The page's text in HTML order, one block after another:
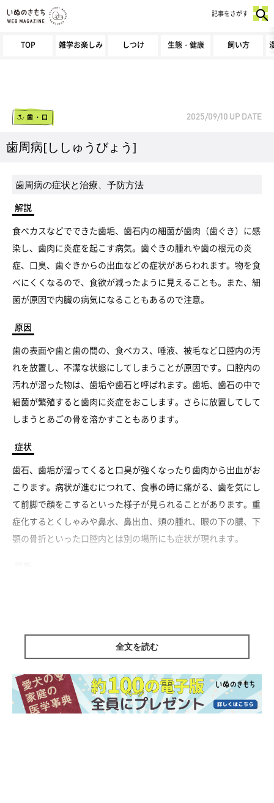
TOP 雑学お楽しみ しつけ 生態・健康 飼い方
記事をさがす
歯・口 2025/09/10 UP DATE
歯周病[ししゅうびょう]
歯周病の症状と治療、予防方法
解説
食べカスなどでできた歯垢、歯石内の細菌が歯肉（歯ぐき）に感
染し、歯肉に炎症を起こす病気。歯ぐきの腫れや歯の根元の炎
症、口臭、歯ぐきからの出血などの症状があらわれます。物を食
べにくくなるので、食欲が減ったように見えることも。また、細
菌が原因で内臓の病気になることもあるので注意。
原因
歯の表面や歯と歯の間の、食べカス、唾液、被毛など口腔内の汚
れを放置し、不潔な状態にしてしまうことが原因です。口腔内の
汚れが溜った物は、歯垢や歯石と呼ばれます。歯垢、歯石の中で
細菌が繁殖すると歯肉に炎症をおこします。さらに放置してして
しまうとあごの骨を溶かすこともあります。
症状
歯石、歯垢が溜ってくると口臭が強くなったり歯肉から出血がお
こります。病状が進むにつれて、食事の時に痛がる、歯を気にし
て前脚で顔をこするといった様子が見られることがあります。重
症化するとくしゃみや鼻水、鼻出血、頬の腫れ、眼の下の膿、下
顎の骨折といった口腔内とは別の場所にも症状が現れます。
なりやすい犬種
小型犬
短頭種
シニア犬
全文を読む